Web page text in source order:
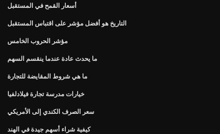
أسعار القمح في المستقبل
التاريخ هو أفضل مؤشر على اقتباس المستقبل
مؤشر الحروب الخامس
ما يحدث عادة عندما ينقسم السهم
ما هي شروط المقايضة للتجارة
خيارات مدرسة تجارة فيلادلفيا
سعر الصرف الكندي إلى الأمريكي
كيفية شراء أسهم جيدة في الهند